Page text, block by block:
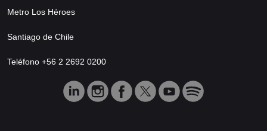
Metro Los Héroes
Santiago de Chile
Teléfono +56 2 2692 0200